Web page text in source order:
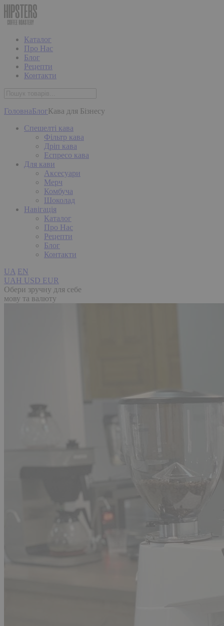
Каталог
Про Нас
Блог
Рецепти
Контакти
ГоловнаБлогКава для Бізнесу
Спешелті кава
Фільтр кава
Дріп кава
Еспресо кава
Для кави
Аксесуари
Мерч
Комбуча
Шоколад
Навігація
Каталог
Про Нас
Рецепти
Блог
Контакти
UA EN
UAH USD EUR
Обери зручну для себе
мову та валюту